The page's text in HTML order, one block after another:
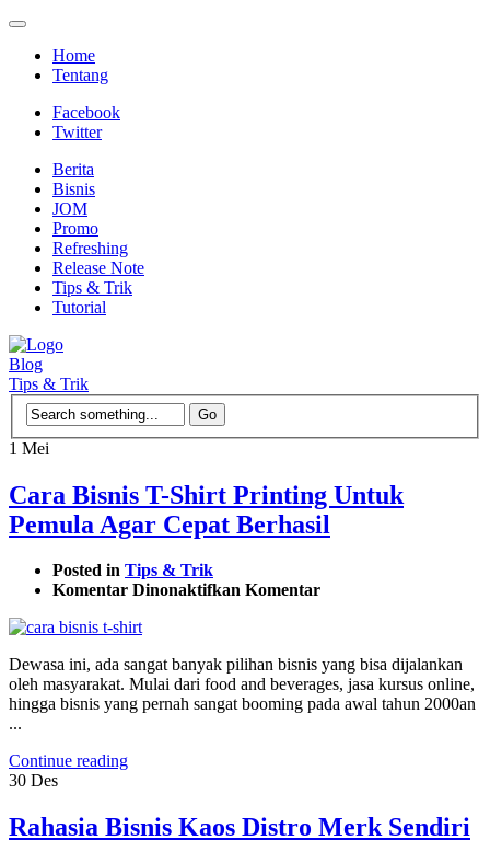
Home
Tentang
Facebook
Twitter
Berita
Bisnis
JOM
Promo
Refreshing
Release Note
Tips & Trik
Tutorial
Blog
Tips & Trik
1 Mei
Cara Bisnis T-Shirt Printing Untuk
Pemula Agar Cepat Berhasil
Posted in Tips & Trik
Komentar Dinonaktifkan pada
Shirt
Printing
Untuk
Komentar
Dewasa ini, ada sangat banyak pilihan bisnis yang bisa dijalankan
oleh masyarakat. Mulai dari food and beverages, jasa kursus online,
hingga bisnis yang pernah sangat booming pada awal tahun 2000an
...
Continue reading
30 Des
Rahasia Bisnis Kaos Distro Merk Sendiri